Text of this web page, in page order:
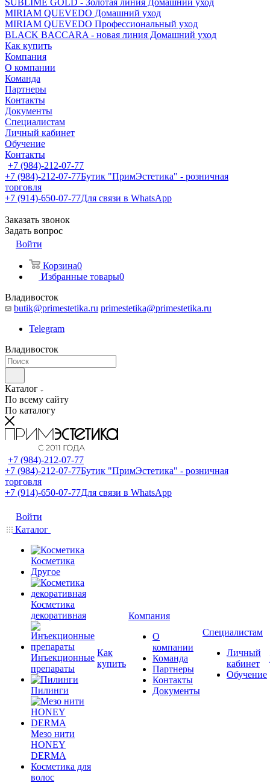
SUBLIME GOLD - Золотая линия Домашний уход
MIRIAM QUEVEDO Домашний уход
MIRIAM QUEVEDO Профессиональный уход
BLACK BACCARA - новая линия Домашний уход
Как купить
Компания
О компании
Команда
Партнеры
Контакты
Документы
Специалистам
Личный кабинет
Обучение
Контакты
+7 (984)-212-07-77
+7 (984)-212-07-77Бутик "ПримЭстетика" - розничная
торговля
+7 (914)-650-07-77Для связи в WhatsApp
Заказать звонок
Задать вопрос
Войти
Корзина0
Избранные товары0
Владивосток
butik@primestetika.ru primestetika@primestetika.ru
Telegram
Владивосток
Каталог
По всему сайту
По каталогу
+7 (984)-212-07-77
+7 (984)-212-07-77Бутик "ПримЭстетика" - розничная
торговля
+7 (914)-650-07-77Для связи в WhatsApp
Войти
Каталог
Косметика
Другое
Косметика
декоративная
Инъекционные
препараты
Пилинги
Мезо нити
HONEY
DERMA
Косметика для
волос
Как
купить
Компания
О
компании
Команда
Партнеры
Контакты
Документы
Специалистам
Личный
кабинет
Обучение